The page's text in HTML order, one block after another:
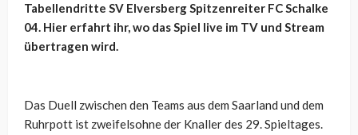
Tabellendritte SV Elversberg Spitzenreiter FC Schalke
04. Hier erfahrt ihr, wo das Spiel live im TV und Stream
übertragen wird.
Das Duell zwischen den Teams aus dem Saarland und dem
Ruhrpott ist zweifelsohne der Knaller des 29. Spieltages.